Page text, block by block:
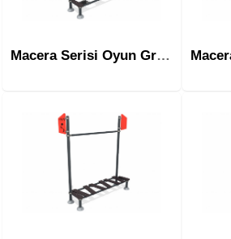
Macera Serisi Oyun Grubu Mac-1001